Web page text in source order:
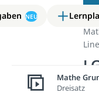
NEU
Mathe
Dreisatz